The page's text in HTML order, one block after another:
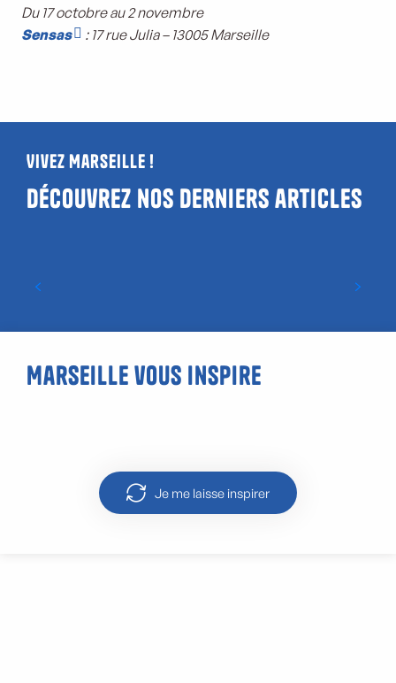
Du 17 octobre au 2 novembre
Sensas
: 17 rue Julia – 13005 Marseille
Vivez Marseille !
Découvrez nos derniers articles
Marseille vous inspire
Je me laisse inspirer